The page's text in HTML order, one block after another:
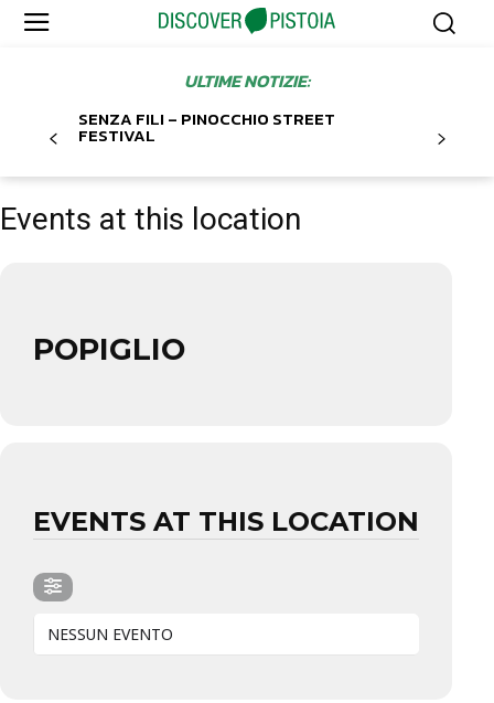
ULTIME NOTIZIE:
SENZA FILI – PINOCCHIO STREET
FESTIVAL
Events at this location
POPIGLIO
EVENTS AT THIS LOCATION
NESSUN EVENTO